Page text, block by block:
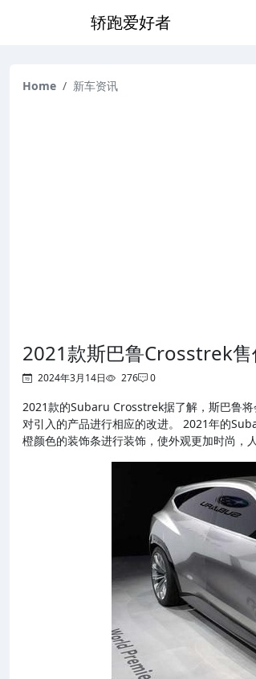
轿跑爱好者
Home 新车资讯
2021款斯巴鲁Crosstrek
2024年3月14日 276 0
2021款的Subaru Crosstrek据了解，斯巴鲁
对引入的产品进行相应的改进。 2021年的
橙颜色的装饰条进行装饰，使外观更加时尚，